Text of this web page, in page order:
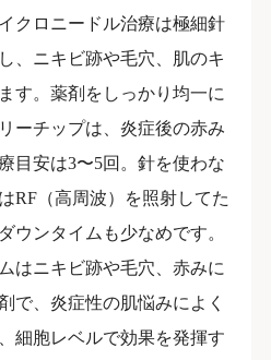
クロニードル治療は極細針
、ニキビ跡や毛穴、肌のキ
す。薬剤をしっかり均一に
ーチップは、炎症後の赤み
目安は3〜5回。針を使わな
RF（高周波）を照射してた
ウンタイムも少なめです。
はニキビ跡や毛穴、赤みに
で、炎症性の肌悩みによく
細胞レベルで効果を発揮す